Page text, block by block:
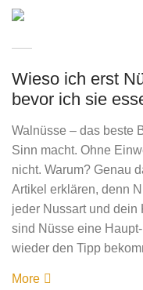
Wieso ich erst
bevor ich sie
Walnüsse – das beste
Sinn macht. Ohne
nicht. Warum? Genau
Artikel erklären, denn
jeder Nussart und dein
sind Nüsse eine
wieder den Tipp
More